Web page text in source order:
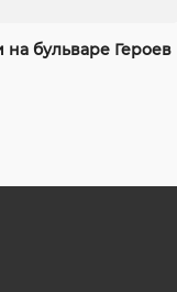
бульваре Героев